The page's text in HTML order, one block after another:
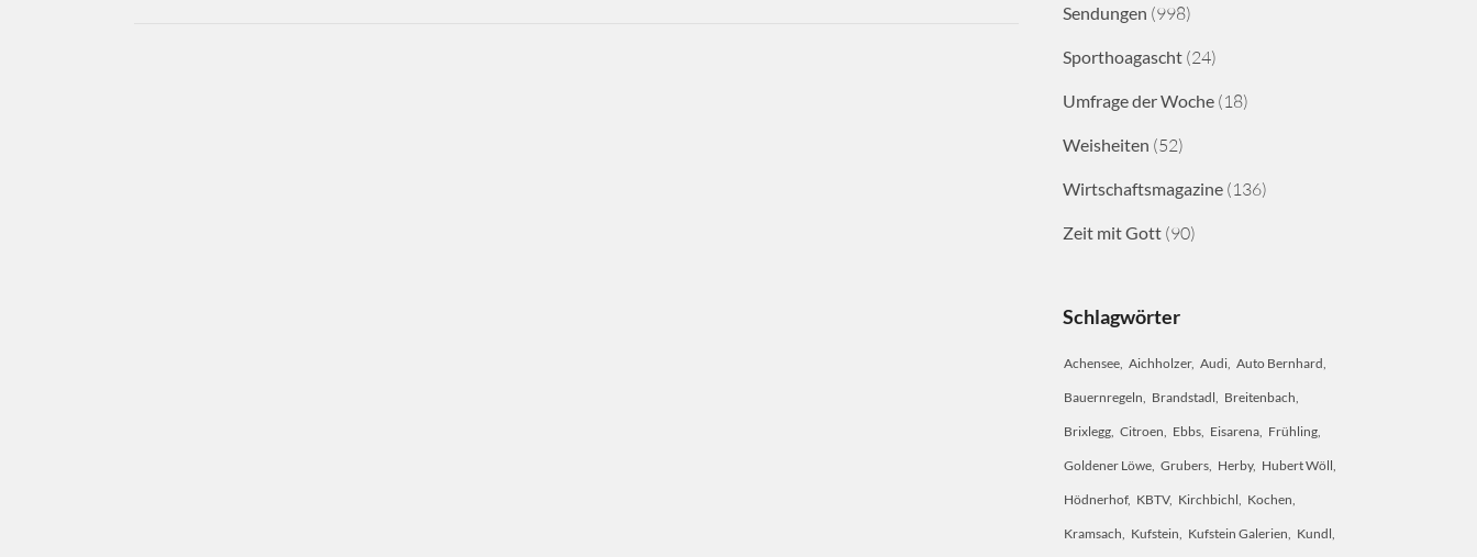
Sendungen (998)
Sporthoagascht (24)
Umfrage der Woche (18)
Weisheiten (52)
Wirtschaftsmagazine (136)
Zeit mit Gott (90)
Schlagwörter
Achensee Aichholzer Audi Auto Bernhard
Bauernregeln Brandstadl Breitenbach
Brixlegg Citroen Ebbs Eisarena Frühling
Goldener Löwe Grubers Herby Hubert Wöll
Hödnerhof KBTV Kirchbichl Kochen
Kramsach Kufstein Kufstein Galerien Kundl